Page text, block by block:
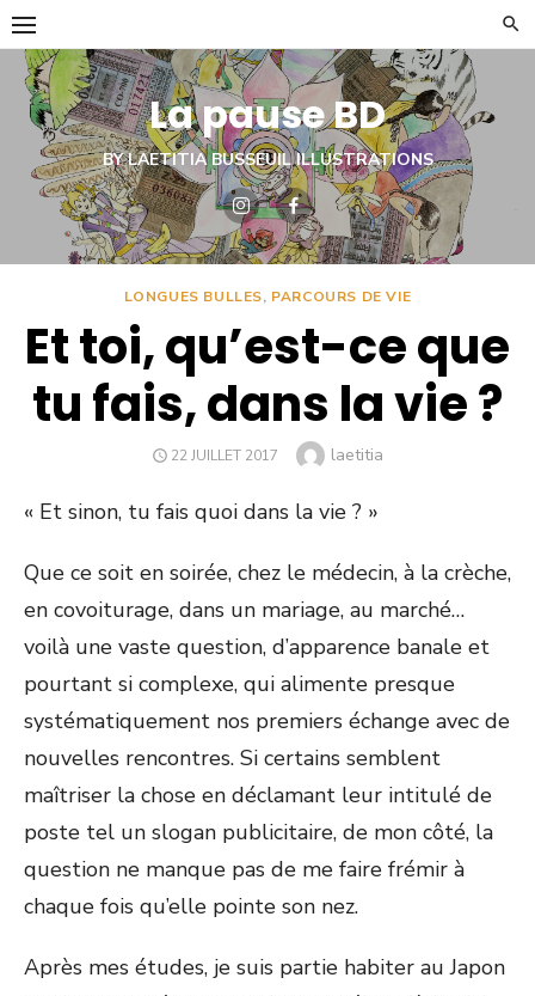
Skip
to
content
La pause BD
BY LAETITIA BUSSEUIL ILLUSTRATIONS
LONGUES BULLES, PARCOURS DE VIE
Et toi, qu’est-ce que
tu fais, dans la vie ?
POSTED
22 JUILLET 2017 Author
laetitia
« Et sinon, tu fais quoi dans la vie ? »
Que ce soit en soirée, chez le médecin, à la crèche,
en covoiturage, dans un mariage, au marché…
voilà une vaste question, d’apparence banale et
pourtant si complexe, qui alimente presque
systématiquement nos premiers échange avec de
nouvelles rencontres. Si certains semblent
maîtriser la chose en déclamant leur intitulé de
poste tel un slogan publicitaire, de mon côté, la
question ne manque pas de me faire frémir à
chaque fois qu’elle pointe son nez.
Après mes études, je suis partie habiter au Japon